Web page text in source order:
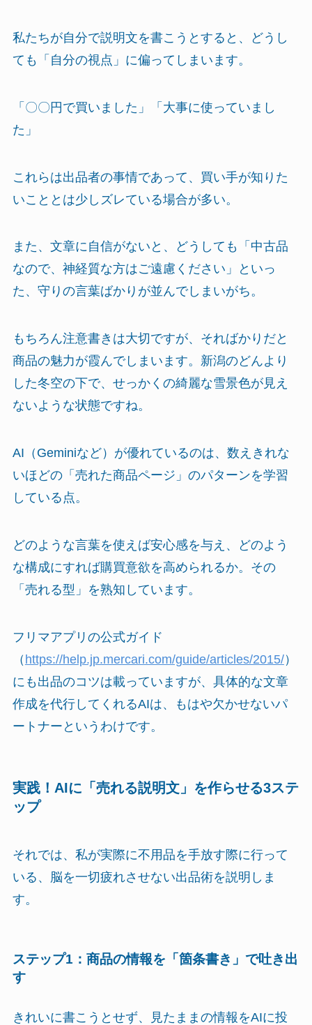
私たちが自分で説明文を書こうとすると、どうし
ても「自分の視点」に偏ってしまいます。
「〇〇円で買いました」「大事に使っていまし
た」
これらは出品者の事情であって、買い手が知りた
いこととは少しズレている場合が多い。
また、文章に自信がないと、どうしても「中古品
なので、神経質な方はご遠慮ください」といっ
た、守りの言葉ばかりが並んでしまいがち。
もちろん注意書きは大切ですが、そればかりだと
商品の魅力が霞んでしまいます。新潟のどんより
した冬空の下で、せっかくの綺麗な雪景色が見え
ないような状態ですね。
AI（Geminiなど）が優れているのは、数えきれな
いほどの「売れた商品ページ」のパターンを学習
している点。
どのような言葉を使えば安心感を与え、どのよう
な構成にすれば購買意欲を高められるか。その
「売れる型」を熟知しています。
フリマアプリの公式ガイド
（ https://help.jp.mercari.com/guide/articles/2015/）
にも出品のコツは載っていますが、具体的な文章
作成を代行してくれるAIは、もはや欠かせないパ
ートナーというわけです。
実践！AIに「売れる説明文」を作らせる3ステ
ップ
それでは、私が実際に不用品を手放す際に行って
いる、脳を一切疲れさせない出品術を説明しま
す。
ステップ1：商品の情報を「箇条書き」で吐き出
す
きれいに書こうとせず、見たままの情報をAIに投